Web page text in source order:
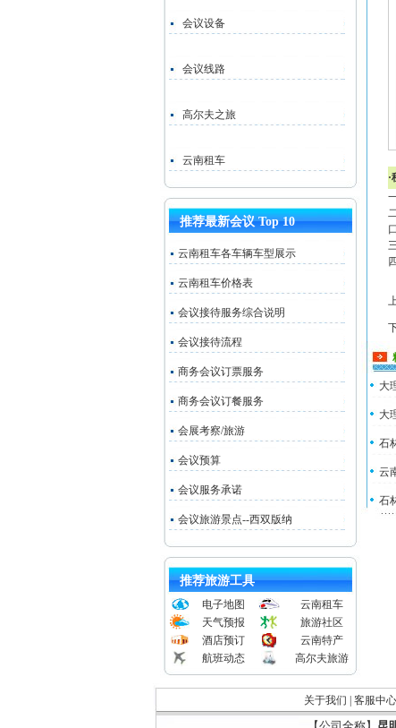
会议设备
会议线路
高尔夫之旅
云南租车
推荐最新会议 Top 10
云南租车各车辆车型展示
云南租车价格表
会议接待服务综合说明
会议接待流程
商务会议订票服务
商务会议订餐服务
会展考察/旅游
会议预算
会议服务承诺
会议旅游景点--西双版纳
推荐旅游工具
电子地图
云南租车
天气预报
旅游社区
酒店预订
云南特产
航班动态
高尔夫旅游
大
大
石
云
石
关于我们 客服中心